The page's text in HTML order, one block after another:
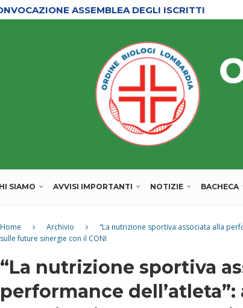
SIAMO AVVISI IMPORTANTI NOTIZIE BACHECA
Home Archivio
“La nutrizione sportiva associata alla
sulle future sinergie con il CONI
“La nutrizione sportiva
performance dell’atleta”: